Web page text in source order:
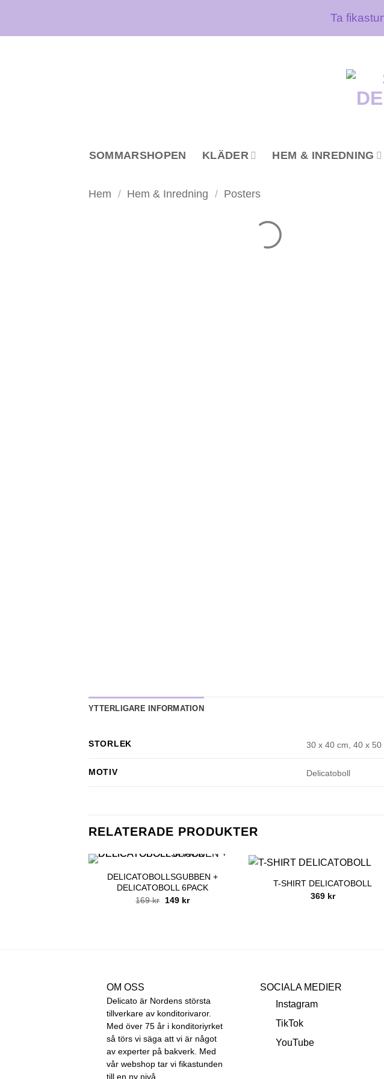
content
Ta
SOMMARSHOPEN KLÄDER HEM & INREDNING
Hem / Hem & Inredning / Posters
YTTERLIGARE INFORMATION
STORLEK 30 x 40 cm, 40 x 50
MOTIV Delicatoboll
RELATERADE PRODUKTER
DELICATOBOLLSGUBBEN +
DELICATOBOLL 6PACK
169kr Det
149 krDet
T-SHIRT DELICATOBOLL
369 kr
OM OSS
Delicato är Nordens största
tillverkare av konditorivaror.
Med över 75 år i konditoriyrket
så törs vi säga att vi är något
av experter på bakverk. Med
vår webshop tar vi fikastunden
till en ny nivå.
SOCIALA MEDIER
Instagram
TikTok
YouTube